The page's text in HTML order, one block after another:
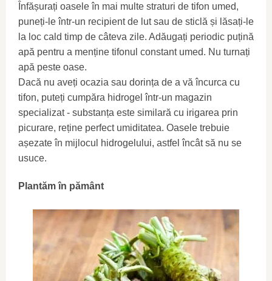
Înfășurați oasele în mai multe straturi de tifon umed,
puneți-le într-un recipient de lut sau de sticlă și lăsați-le
la loc cald timp de câteva zile. Adăugați periodic puțină
apă pentru a menține tifonul constant umed. Nu turnați
apă peste oase.
Dacă nu aveți ocazia sau dorința de a vă încurca cu
tifon, puteți cumpăra hidrogel într-un magazin
specializat - substanța este similară cu irigarea prin
picurare, reține perfect umiditatea. Oasele trebuie
așezate în mijlocul hidrogelului, astfel încât să nu se
usuce.
Plantăm în pământ